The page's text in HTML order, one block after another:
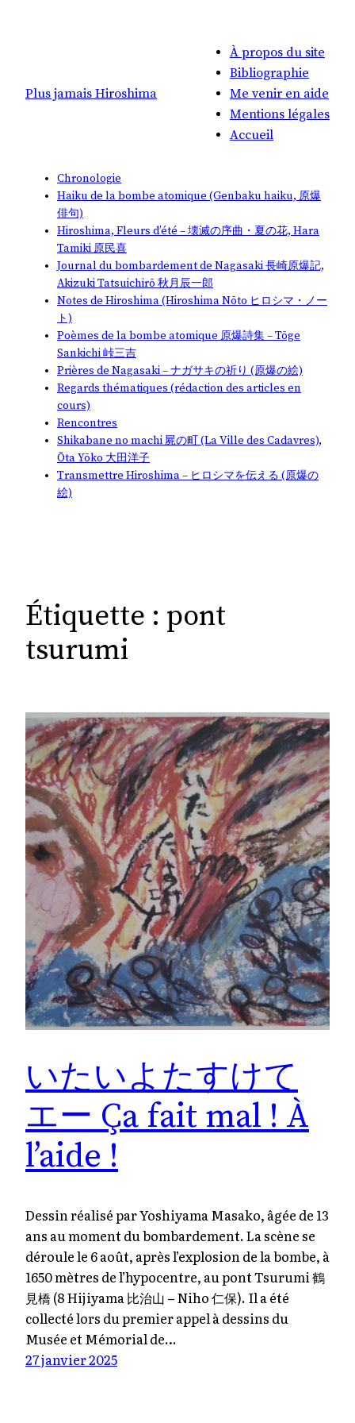
Plus jamais Hiroshima
À propos du site
Bibliographie
Me venir en aide
Mentions légales
Accueil
Chronologie
Haiku de la bombe atomique (Genbaku haiku, 原爆
俳句)
Hiroshima, Fleurs d’été – 壊滅の序曲・夏の花, Hara
Tamiki 原民喜
Journal du bombardement de Nagasaki 長崎原爆記,
Akizuki Tatsuichirō 秋月辰一郎
Notes de Hiroshima (Hiroshima Nōto ヒロシマ・ノー
ト)
Poèmes de la bombe atomique 原爆詩集 – Tōge
Sankichi 峠三吉
Prières de Nagasaki – ナガサキの祈り (原爆の絵)
Regards thématiques (rédaction des articles en
cours)
Rencontres
Shikabane no machi 屍の町 (La Ville des Cadavres),
Ōta Yōko 大田洋子
Transmettre Hiroshima – ヒロシマを伝える (原爆の
絵)
Étiquette : pont
tsurumi
いたいよたすけて
エー Ça fait mal ! À
l’aide !
Dessin réalisé par Yoshiyama Masako, âgée de 13
ans au moment du bombardement. La scène se
déroule le 6 août, après l’explosion de la bombe, à
1650 mètres de l’hypocentre, au pont Tsurumi 鶴
見橋 (8 Hijiyama 比治山 – Niho 仁保). Il a été
collecté lors du premier appel à dessins du
Musée et Mémorial de…
27 janvier 2025